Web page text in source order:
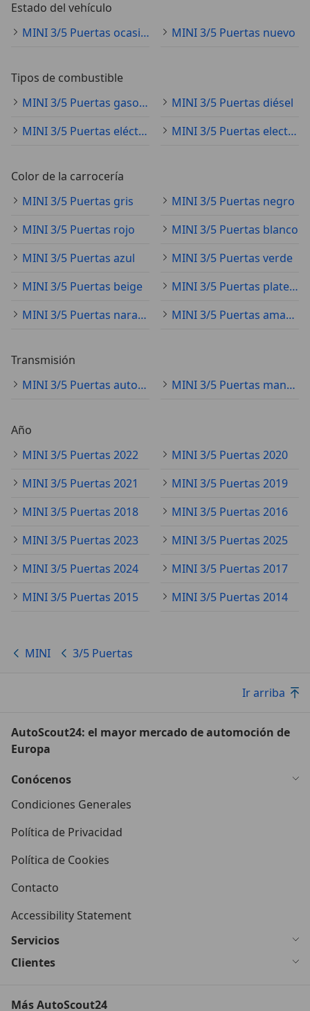
Estado del vehículo
MINI 3/5 Puertas ocasión
MINI 3/5 Puertas nuevo
Tipos de combustible
MINI 3/5 Puertas gasolina
MINI 3/5 Puertas diésel
MINI 3/5 Puertas eléctrico
MINI 3/5 Puertas electro/gasolina
Color de la carrocería
MINI 3/5 Puertas gris
MINI 3/5 Puertas negro
MINI 3/5 Puertas rojo
MINI 3/5 Puertas blanco
MINI 3/5 Puertas azul
MINI 3/5 Puertas verde
MINI 3/5 Puertas beige
MINI 3/5 Puertas plateado
MINI 3/5 Puertas naranja
MINI 3/5 Puertas amarillo
Transmisión
MINI 3/5 Puertas automático
MINI 3/5 Puertas manual
Año
MINI 3/5 Puertas 2022
MINI 3/5 Puertas 2020
MINI 3/5 Puertas 2021
MINI 3/5 Puertas 2019
MINI 3/5 Puertas 2018
MINI 3/5 Puertas 2016
MINI 3/5 Puertas 2023
MINI 3/5 Puertas 2025
MINI 3/5 Puertas 2024
MINI 3/5 Puertas 2017
MINI 3/5 Puertas 2015
MINI 3/5 Puertas 2014
MINI 3/5 Puertas
Ir arriba
AutoScout24: el mayor mercado de automoción de
Europa
Conócenos
Condiciones Generales
Política de Privacidad
Política de Cookies
Contacto
Accessibility Statement
Servicios
Clientes
Más AutoScout24